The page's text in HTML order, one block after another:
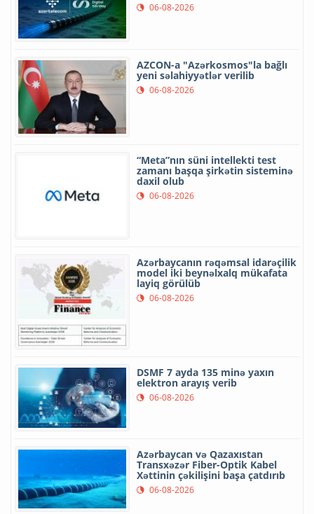
06-08-2026
AZCON-a "Azərkosmos"la bağlı
yeni səlahiyyətlər verilib
06-08-2026
“Meta”nın süni intellekti test
zamanı başqa şirkətin sisteminə
daxil olub
06-08-2026
Azərbaycanın rəqəmsal idarəçilik
model iki beynəlxalq mükafata
layiq görülüb
06-08-2026
DSMF 7 ayda 135 minə yaxın
elektron arayış verib
06-08-2026
Azərbaycan və Qazaxıstan
Transxəzər Fiber-Optik Kabel
Xəttinin çəkilişini başa çatdırıb
06-08-2026